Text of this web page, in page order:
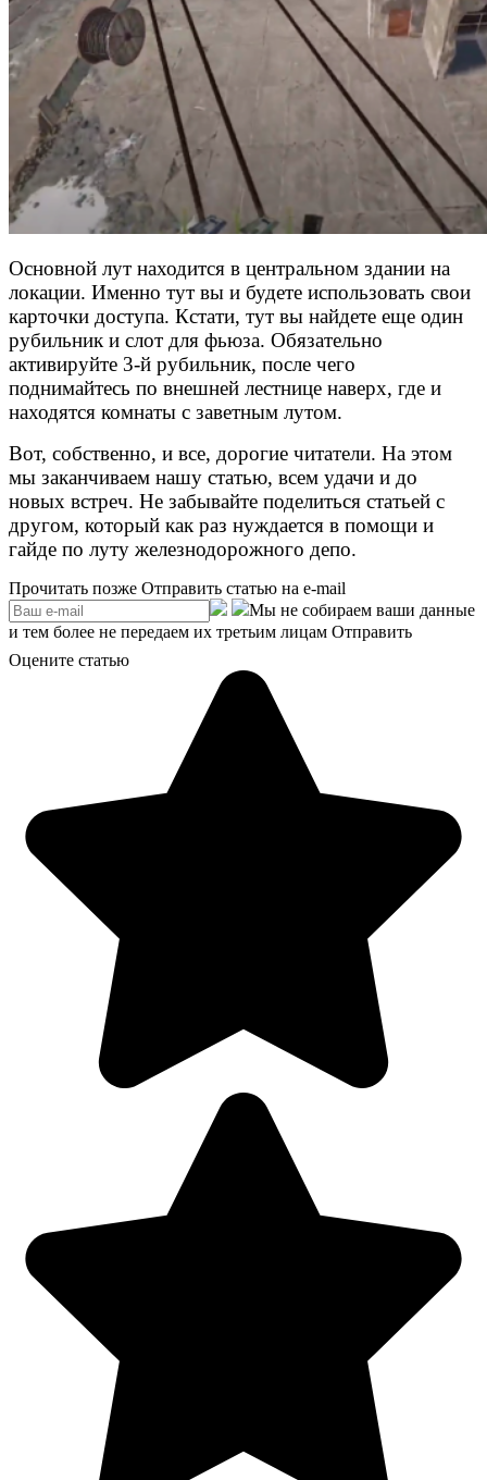
Основной лут находится в центральном здании на
локации. Именно тут вы и будете использовать свои
карточки доступа. Кстати, тут вы найдете еще один
рубильник и слот для фьюза. Обязательно
активируйте 3-й рубильник, после чего
поднимайтесь по внешней лестнице наверх, где и
находятся комнаты с заветным лутом.
Вот, собственно, и все, дорогие читатели. На этом
мы заканчиваем нашу статью, всем удачи и до
новых встреч. Не забывайте поделиться статьей с
другом, который как раз нуждается в помощи и
гайде по луту железнодорожного депо.
Прочитать позже Отправить статью на e-mail
Мы не собираем ваши данные
и тем более не передаем их третьим лицам Отправить
Оцените статью